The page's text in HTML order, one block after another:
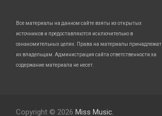
Все материалы на данном сайте взяты из открытых
источников и предоставляются исключительно в
ознакомительных целях. Права на материалы принадлежат
их владельцам. Администрация сайта ответственности за
содержание материала не несет.
Copyright © 2026 Miss Music.